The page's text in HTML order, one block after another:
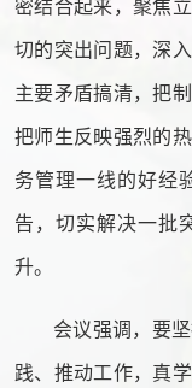
密结合起来，聚焦
切的突出问题，深
主要矛盾搞清，把
把师生反映强烈的
务管理一线的好经
告，切实解决一批
升。
会议强调，要
践、推动工作，真